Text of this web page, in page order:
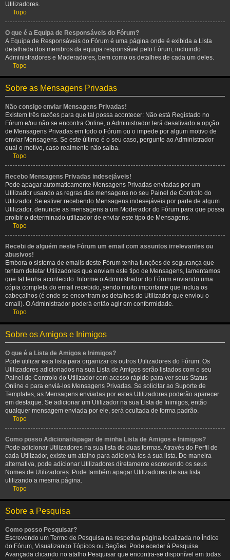
Utilizadores.
Topo
O que é a Equipa de Responsáveis do Fórum?
A Equipa de Responsáveis do Fórum é uma página onde é exibida a Lista
detalhada dos membros da equipa responsável pelo Fórum, incluindo
Administradores e Moderadores, bem como os detalhes de cada um deles.
Topo
Sobre as Mensagens Privadas
Não consigo enviar Mensagens Privadas!
Existem três razões para que tal possa acontecer: Não está Registado no
Fórum e/ou não se encontra Online, o Administrador terá desativado a opção
de Mensagens Privadas em todo o Fórum ou o impede por algum motivo de
enviar Mensagens. Se este último é o seu caso, pergunte ao Administrador
qual o motivo, caso realmente não saiba.
Topo
Recebo Mensagens Privadas indesejáveis!
Pode apagar automaticamente Mensagens Privadas enviadas por um
Utilizador usando as regras das mensagens no seu Painel de Controlo do
Utilizador. Se estiver recebendo Mensagens indesejáveis por parte de algum
Utilizador, denuncie as mensagens a um Moderador do Fórum para que possa
proibir o determinado utilizador de enviar este tipo de Mensagens.
Topo
Recebi de alguém neste Fórum um email com assuntos irrelevantes ou
abusivos!
Embora o sistema de emails deste Fórum tenha funções de segurança que
tentam detetar Utilizadores que enviam este tipo de Mensagens, lamentamos
que tal tenha acontecido. Informe o Administrador do Fórum enviando uma
cópia completa do email recebido, sendo muito importante que inclua os
cabeçalhos (é onde se encontram os detalhes do Utilizador que enviou o
email). O Administrador poderá então agir em conformidade.
Topo
Sobre os Amigos e Inimigos
O que é a Lista de Amigos e Inimigos?
Pode utilizar esta lista para organizar os outros Utilizadores do Fórum. Os
Utilizadores adicionados na sua Lista de Amigos serão listados com o seu
Painel de Controlo do Utilizador com acesso rápido para ver seus Status
Online e para enviá-los Mensagens Privadas. Se solicitar ao Suporte de
Templates, as Mensagens enviadas por estes Utilizadores poderão aparecer
em destaque. Se adicionar um Utilizador na sua Lista de Inimigos, então
qualquer mensagem enviada por ele, será ocultada de forma padrão.
Topo
Como posso Adicionar/apagar de minha Lista de Amigos e Inimigos?
Pode adicionar Utilizadores na sua lista de duas formas. Através do Perfil de
cada Utilizador, existe um atalho para adicioná-los à sua lista. De maneira
alternativa, pode adicionar Utilizadores diretamente escrevendo os seus
Nomes de Utilizadores. Pode também apagar Utilizadores de sua lista
utilizando a mesma página.
Topo
Sobre a Pesquisa
Como posso Pesquisar?
Escrevendo um Termo de Pesquisa na respetiva página localizada no Índice
do Fórum, Visualizando Tópicos ou Seções. Pode aceder à Pesquisa
Avançada clicando no atalho Pesquisar que encontra-se disponível em todas